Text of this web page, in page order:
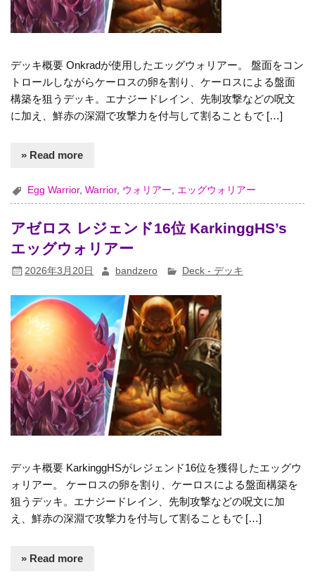
デッキ概要 Onkradが使用したエッグウォリアー。 盤面をコン
トロールしながらケーロスの卵を割り、ケーロスによる盤面
構築を狙うデッキ。エナジードレイン、先制攻撃などの呪文
に加え、鮮赤の深淵で攻撃力を付与して割ることもで […]
» Read more
Egg Warrior,Warrior, ウォリアー エッグウォリアー
アゼロス レジェンド16位 KarkinggHS’s
エッグウォリアー
2026年3月20日 bandzero Deck - デッキ
デッキ概要 KarkinggHSがレジェンド16位を獲得したエッグウ
ォリアー。 ケーロスの卵を割り、ケーロスによる盤面構築を
狙うデッキ。エナジードレイン、先制攻撃などの呪文に加
え、鮮赤の深淵で攻撃力を付与して割ることもで […]
» Read more